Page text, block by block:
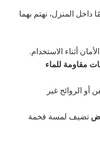
داخل المنزل، نهتم بهما
أثناء الاستخدام.
مقاومة للماء
أو الروائح غير
تضيف لمسة فخمة